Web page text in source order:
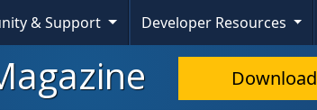
& Support Developer Resources
Download